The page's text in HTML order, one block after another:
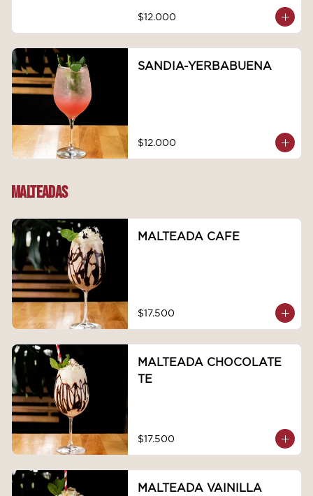
$12.000
SANDIA-YERBABUENA
$12.000
MALTEADAS
MALTEADA CAFE
$17.500
MALTEADA CHOCOLATE
TE
$17.500
MALTEADA VAINILLA